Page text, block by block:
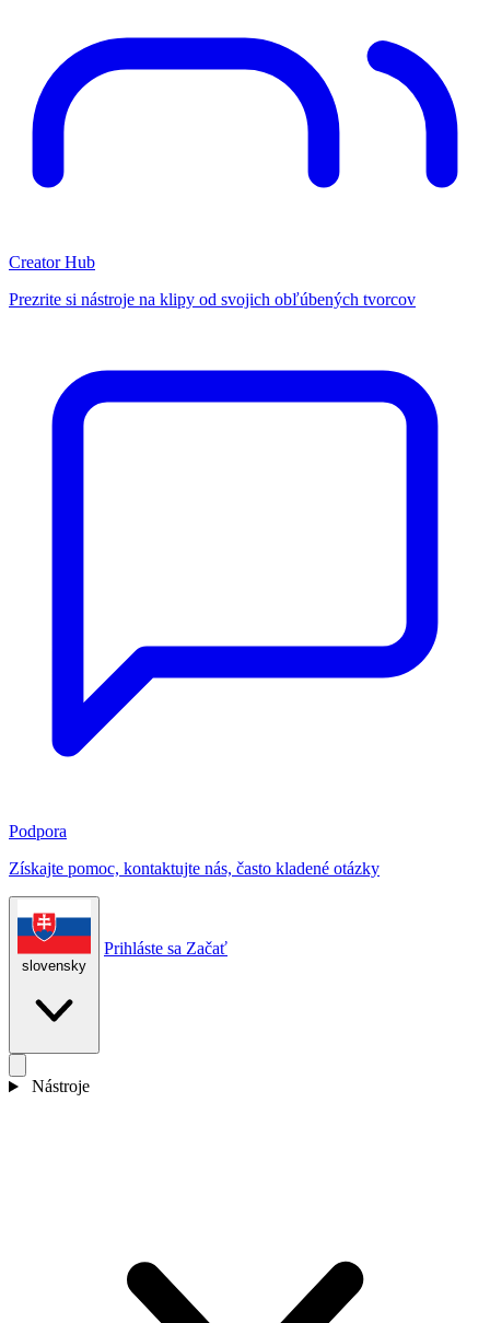
Creator Hub
Prezrite si nástroje na klipy od svojich obľúbených tvorcov
Podpora
Získajte pomoc, kontaktujte nás, často kladené otázky
slovensky
Prihláste sa Začať
Nástroje